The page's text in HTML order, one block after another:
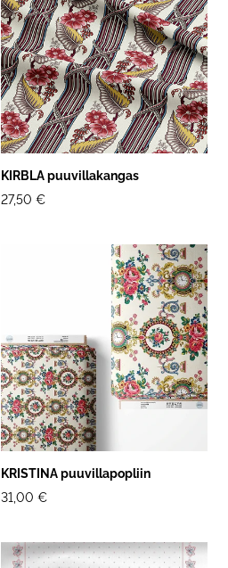
KIRBLA puuvillakangas
27,50 €
KRISTINA puuvillapopliin
31,00 €